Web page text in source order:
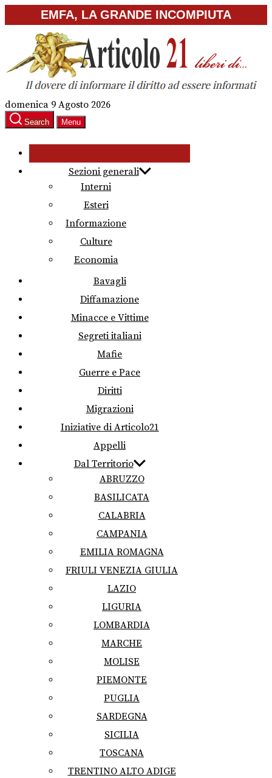
to
content
EMFA, LA GRANDE INCOMPIUTA
domenica 9 Agosto 2026
Search Menu
Sezioni generali
Interni
Esteri
Informazione
Culture
Economia
Bavagli
Diffamazione
Minacce e Vittime
Segreti italiani
Mafie
Guerre e Pace
Diritti
Migrazioni
Iniziative di Articolo21
Appelli
Dal Territorio
ABRUZZO
BASILICATA
CALABRIA
CAMPANIA
EMILIA ROMAGNA
FRIULI VENEZIA GIULIA
LAZIO
LIGURIA
LOMBARDIA
MARCHE
MOLISE
PIEMONTE
PUGLIA
SARDEGNA
SICILIA
TOSCANA
TRENTINO ALTO ADIGE